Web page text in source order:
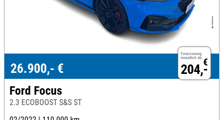
Finanzierung
monatlich ab €
204,-
26.900,- €
Ford Focus
2.3 ECOBOOST S&S ST